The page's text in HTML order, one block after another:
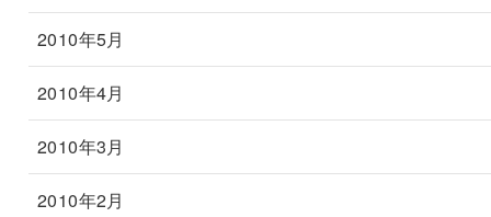
2010年5月
2010年4月
2010年3月
2010年2月